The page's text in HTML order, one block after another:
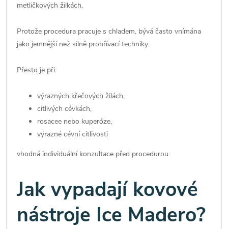
metličkových žilkách.
Protože procedura pracuje s chladem, bývá často vnímána
jako jemnější než silně prohřívací techniky.
Přesto je při:
výrazných křečových žilách,
citlivých cévkách,
rosacee nebo kuperóze,
výrazné cévní citlivosti
vhodná individuální konzultace před procedurou.
Jak vypadají kovové
nástroje Ice Madero?